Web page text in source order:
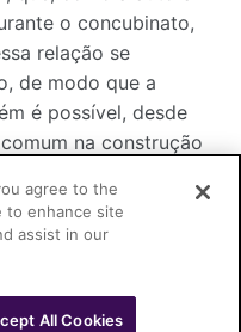
o concubinato,
relação se
de modo que a
é possível, desde
na construção
agree to the
to enhance site
assist in our
All Cookies